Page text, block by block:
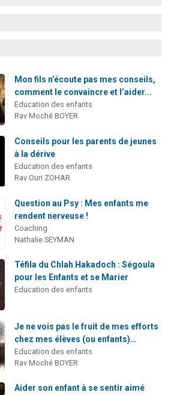
3 personnes viennent de faire un don pour Diane, 80 ans, dans un appartement insalubre
Mon fils n’écoute pas mes conseils,
comment le convaincre et l’aider...
Education des enfants
Rav Moché BOYER
Conseils pour les parents de jeunes
à la dérive
Education des enfants
Rav Ouri ZOHAR
Question au Psy : Mes enfants me
rendent nerveuse !
Coaching
Nathalie SEYMAN
Téfila du Chlah Hakadoch : Ségoula
pour les Enfants et se Marier
Education des enfants
Je ne vois pas le fruit de mes efforts
chez mes élèves (ou enfants)…
Education des enfants
Rav Moché BOYER
Aider son enfant à se sentir aimé